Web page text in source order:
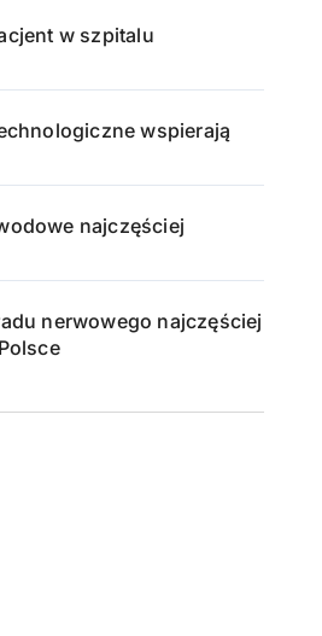
w szpitalu
wspierają
najczęściej
nerwowego najczęściej